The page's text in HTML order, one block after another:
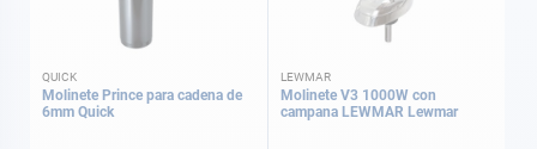
QUICK
Molinete Prince para cadena de
6mm Quick
LEWMAR
Molinete V3 1000W con
campana LEWMAR Lewmar